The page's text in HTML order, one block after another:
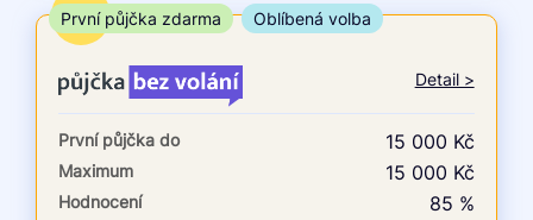
ne
V exekuci
ano
ne
Po insolvenci
TOP
První půjčka zdarma Oblíbená volba
Detail >
První půjčka do 15 000 Kč
Maximum 15 000 Kč
Hodnocení 85 %